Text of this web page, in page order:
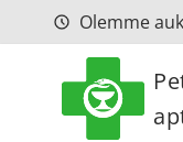
Siirry sisältöön
Olemme